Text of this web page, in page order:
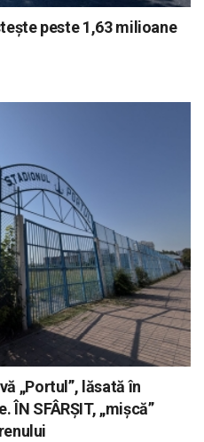
peste 1,63 milioane
„Portul”, lăsată în
ÎN SFÂRȘIT, „mișcă”